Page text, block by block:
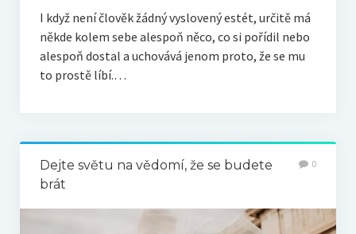
I když není člověk žádný vyslovený estét, určitě má
někde kolem sebe alespoň něco, co si pořídil nebo
alespoň dostal a uchovává jenom proto, že se mu
to prostě líbí.…
Dejte světu na vědomí, že se budete
brát
0